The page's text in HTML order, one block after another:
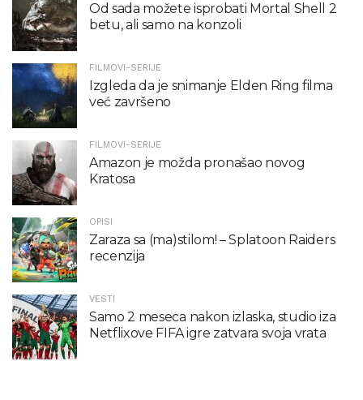
Od sada možete isprobati Mortal Shell 2
betu, ali samo na konzoli
FILMOVI-SERIJE
Izgleda da je snimanje Elden Ring filma
već završeno
FILMOVI-SERIJE
Amazon je možda pronašao novog
Kratosa
OPISI
Zaraza sa (ma)stilom! – Splatoon Raiders
recenzija
VESTI
Samo 2 meseca nakon izlaska, studio iza
Netflixove FIFA igre zatvara svoja vrata